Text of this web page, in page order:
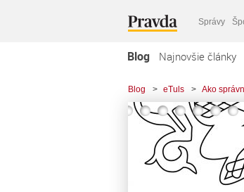
Správy
Blog Najnovšie články
Blog > eTuls > Ako